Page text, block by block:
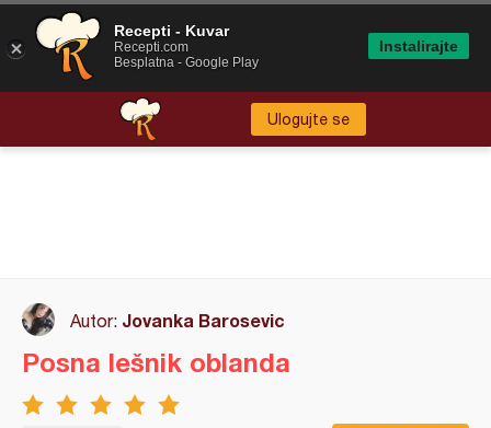
Ulogujte se
Autor: Jovanka Barosevic
Posna lešnik oblanda
Recepti - Kuvar
Recepti.com
Besplatna - Google Play
Instalirajte